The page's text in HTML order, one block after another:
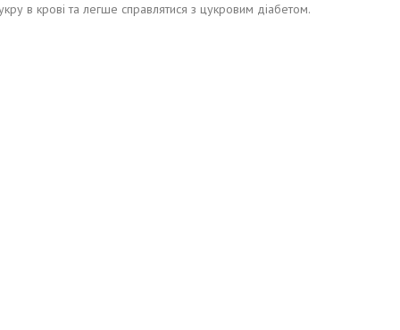
в крові та легше справлятися з цукровим діабетом.